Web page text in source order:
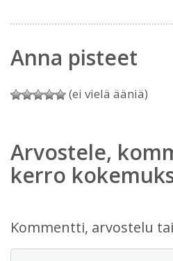
Anna pisteet
(ei vielä ääniä)
Arvostele,
kerro
Kommentti, arvostelu